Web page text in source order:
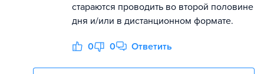
стараются проводить во второй половине
дня и/или в дистанционном формате.
0 0 Ответить